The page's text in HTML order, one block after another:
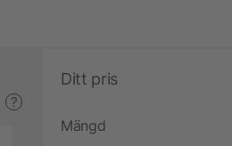
?
Ditt pris
Mängd